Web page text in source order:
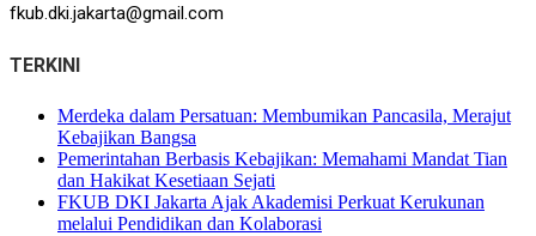
fkub.dki.jakarta@gmail.com
TERKINI
Merdeka dalam Persatuan: Membumikan Pancasila, Merajut
Kebajikan Bangsa
Pemerintahan Berbasis Kebajikan: Memahami Mandat Tian
dan Hakikat Kesetiaan Sejati
FKUB DKI Jakarta Ajak Akademisi Perkuat Kerukunan
melalui Pendidikan dan Kolaborasi